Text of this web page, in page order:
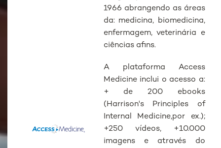
1966 abrangendo as áreas
da: medicina, biomedicina,
enfermagem, veterinária e
ciências afins.
A plataforma Access
Medicine inclui o acesso a:
+ de 200 ebooks
(Harrison's Principles of
Internal Medicine,por ex.);
+250 vídeos, +10.000
imagens e através do